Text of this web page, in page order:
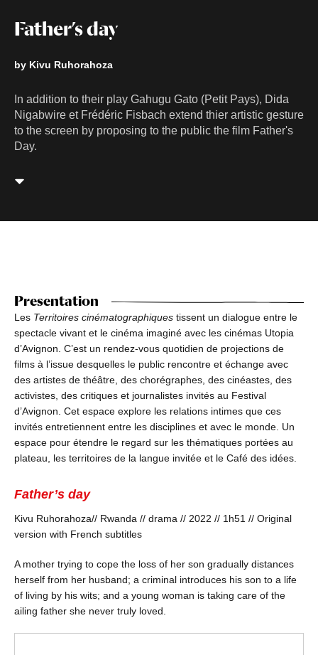
Father’s day
by Kivu Ruhorahoza
In addition to their play Gahugu Gato (Petit Pays), Dida
Nigabwire et Frédéric Fisbach extend thier artistic gesture
to the screen by proposing to the public the film Father's
Day.
Presentation
Les Territoires cinématographiques tissent un dialogue entre le
spectacle vivant et le cinéma imaginé avec les cinémas Utopia
d’Avignon. C’est un rendez-vous quotidien de projections de
films à l’issue desquelles le public rencontre et échange avec
des artistes de théâtre, des chorégraphes, des cinéastes, des
activistes, des critiques et journalistes invités au Festival
d’Avignon. Cet espace explore les relations intimes que ces
invités entretiennent entre les disciplines et avec le monde. Un
espace pour étendre le regard sur les thématiques portées au
plateau, les territoires de la langue invitée et le Café des idées.
Father’s day
Kivu Ruhorahoza// Rwanda // drama // 2022 // 1h51 // Original
version with French subtitles
A mother trying to cope the loss of her son gradually distances
herself from her husband; a criminal introduces his son to a life
of living by his wits; and a young woman is taking care of the
ailing father she never truly loved.